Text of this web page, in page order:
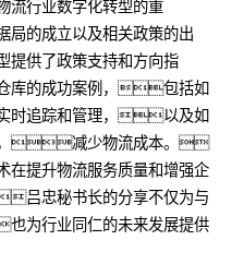
流行业数字化转型的重
的成立以及相关政策的出
供了政策支持和方向指
库的成功案例，包括如
时追踪和管理，以及如
，减少物流成本。
在提升物流服务质量和增强企
吕忠秘书长的分享不仅为与
为行业同仁的未来发展提供